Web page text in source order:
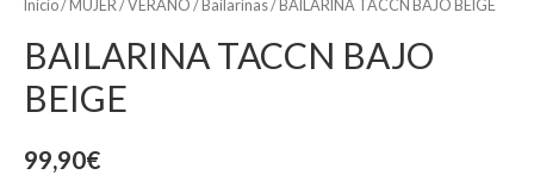
Inicio/ MUJER /VERANO / Bailarinas/ BAILARINA TACCN BAJO BEIGE
BAILARINA TACCN BAJO
BEIGE
99,90€